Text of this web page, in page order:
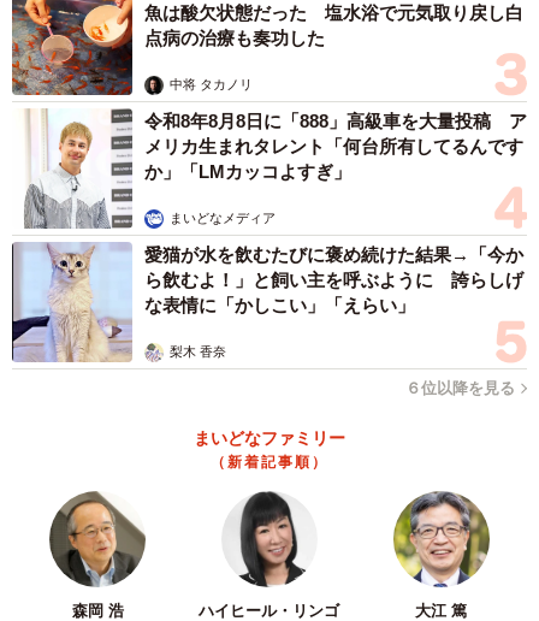
魚は酸欠状態だった 塩水浴で元気取り戻し白
点病の治療も奏功した
中将 タカノリ
令和8年8月8日に「888」高級車を大量投稿 ア
メリカ生まれタレント「何台所有してるんです
か」「LMカッコよすぎ」
まいどなメディア
愛猫が水を飲むたびに褒め続けた結果→「今か
ら飲むよ！」と飼い主を呼ぶように 誇らしげ
な表情に「かしこい」「えらい」
梨木 香奈
６位以降を見る
まいどなファミリー
（新着記事順）
森岡 浩 ハイヒール・リンゴ 大江 篤